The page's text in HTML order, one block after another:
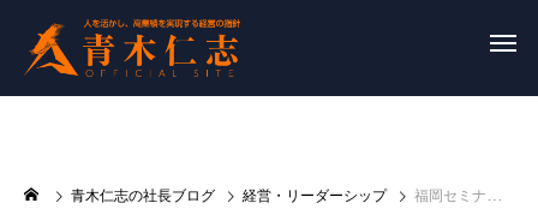
青木仁志の社長ブログ 経営・リーダーシップ 福岡セミナー終了